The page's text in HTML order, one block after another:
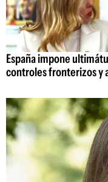
España impone
controles fronterizos y